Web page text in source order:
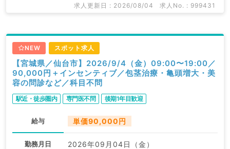
求人更新日 : 2026/08/04 求人No. : 999431
NEW スポット求人
【宮城県／仙台市】2026/9/4（金）09:00〜19:00／
90,000円＋インセンティブ／包茎治療・亀頭増大・美
容の問診など／科目不問
駅近・徒歩圏内 専門医不問 後期1年目歓迎
給与 単価90,000円
勤務月日 2026年09月04日（金）